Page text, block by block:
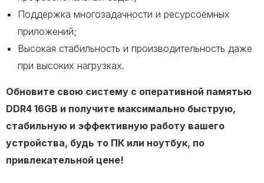
Поддержка многозадачности и ресурсоёмных
приложений;
Высокая стабильность и производительность даже
при высоких нагрузках.
Обновите свою систему с оперативной памятью
DDR4 16GB и получите максимально быструю,
стабильную и эффективную работу вашего
устройства, будь то ПК или ноутбук, по
привлекательной цене!